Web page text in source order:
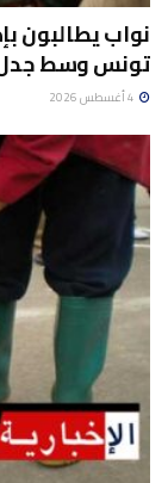
نواب يطالبون
تونس وسط جدل